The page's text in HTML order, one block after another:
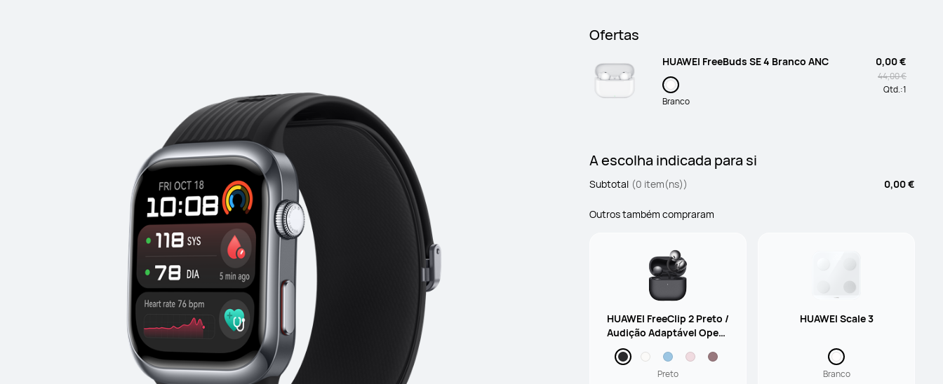
Ofertas
HUAWEI FreeBuds SE 4 Branco ANC
Branco
0,00 €
44,00 €
Qtd.:1
A escolha indicada para si
Subtotal (0 item(ns)) 0,00 €
Outros também compraram
HUAWEI FreeClip 2 Preto /
Audição Adaptável Open-
ear / 9 horas de Reprodu
ção / Resistência à Água I
P57
Preto
HUAWEI Scale 3
Branco